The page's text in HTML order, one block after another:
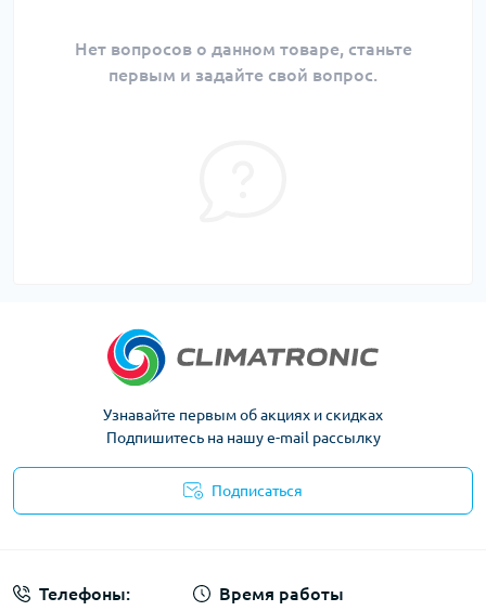
Нет вопросов о данном товаре, станьте
первым и задайте свой вопрос.
Узнавайте первым об акциях и скидках
Подпишитесь на нашу e-mail рассылку
Подписаться
Телефоны: Время работы